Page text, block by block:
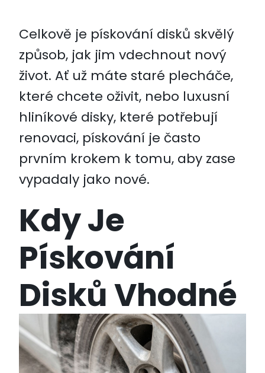
Celkově je pískování disků skvělý
způsob, jak jim vdechnout nový
život. Ať už máte staré plecháče,
které chcete oživit, nebo luxusní
hliníkové disky, které potřebují
renovaci, pískování je často
prvním krokem k tomu, aby zase
vypadaly jako nové.
Kdy Je
Pískování
Disků Vhodné